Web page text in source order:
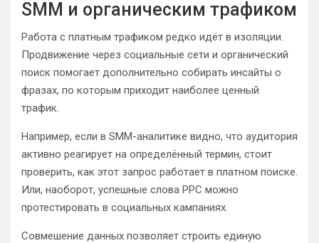
SMM и органическим трафиком
Работа с платным трафиком редко идёт в изоляции.
Продвижение через социальные сети и органический
поиск помогает дополнительно собирать инсайты о
фразах, по которым приходит наиболее ценный
трафик.
Например, если в SMM-аналитике видно, что аудитория
активно реагирует на определённый термин, стоит
проверить, как этот запрос работает в платном поиске.
Или, наоборот, успешные слова PPC можно
протестировать в социальных кампаниях.
Совмешение данных позволяет строить единую